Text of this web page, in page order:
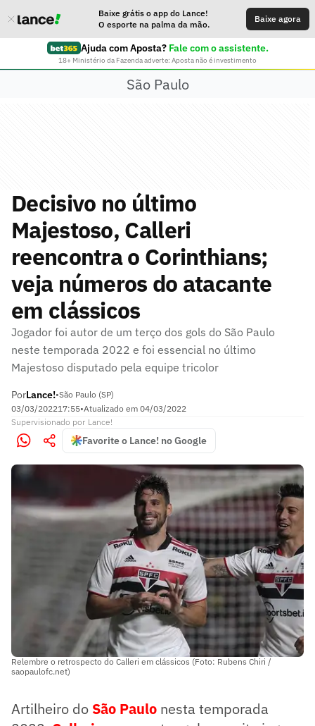
Baixe grátis o app do Lance!
O esporte na palma da mão.
Baixe agora
Ajuda com Aposta? Fale com o assistente.
18+ Ministério da Fazenda adverte: Aposta não é investimento
São Paulo
Decisivo no último
Majestoso, Calleri
reencontra o Corinthians;
veja números do atacante
em clássicos
Jogador foi autor de um terço dos gols do São Paulo
neste temporada 2022 e foi essencial no último
Majestoso disputado pela equipe tricolor
PorLance!•São Paulo (SP)
03/03/202217:55•Atualizado em 04/03/2022
Supervisionado por Lance!
Favorite o Lance! no Google
Relembre o retrospecto do Calleri em clássicos (Foto: Rubens Chiri /
saopaulofc.net)
Artilheiro do São Paulo nesta temporada